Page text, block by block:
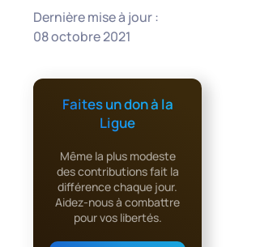
Dernière mise à jour :
08 octobre 2021
Faites un don à la
Ligue
Même la plus modeste
des contributions fait la
différence chaque jour.
Aidez-nous à combattre
pour vos libertés.